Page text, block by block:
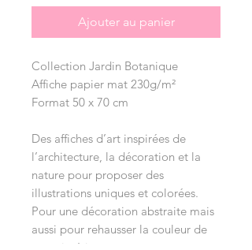
Ajouter au panier
Collection Jardin Botanique
Affiche papier mat 230g/m²
Format 50 x 70 cm
Des affiches d’art inspirées de
l’architecture, la décoration et la
nature pour proposer des
illustrations uniques et colorées.
Pour une décoration abstraite mais
aussi pour rehausser la couleur de